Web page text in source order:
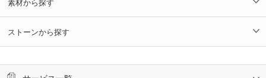
ストーンから探す